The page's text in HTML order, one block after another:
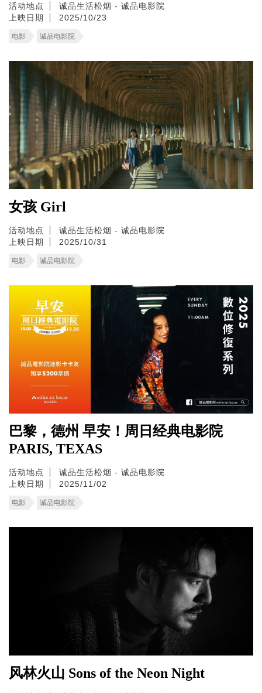
活动地点
诚品生活松烟 - 诚品电影院
上映日期
2025/10/23
电影 诚品电影院
女孩 Girl
活动地点
诚品生活松烟 - 诚品电影院
上映日期
2025/10/31
电影 诚品电影院
巴黎，德州 早安！周日经典电影院
PARIS, TEXAS
活动地点
诚品生活松烟 - 诚品电影院
上映日期
2025/11/02
电影 诚品电影院
风林火山 Sons of the Neon Night